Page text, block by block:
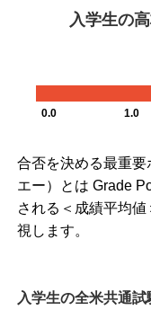
入学生の
0.0 1.0
合否を決める最重
エー）とは Grade
される＜成績平均
視します。
入学生の全米共通